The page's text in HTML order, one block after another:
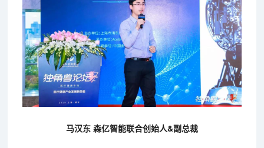
马汉东 森亿智能联合创始人&副总裁